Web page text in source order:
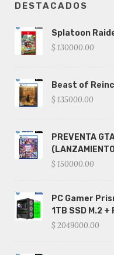
DESTACADOS
Splatoon
$ 130000.00
Beast of
$ 135000.00
PREVENTA
$ 150000.00
PC Gamer
1TB SSD M.2 +
$ 2049000.00